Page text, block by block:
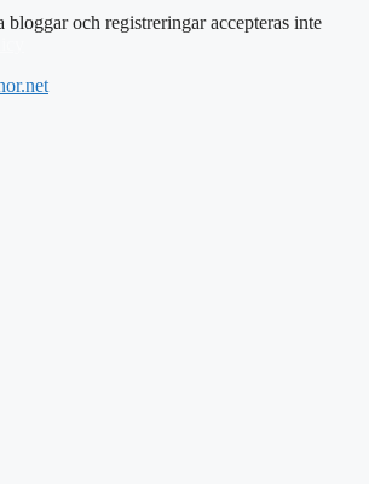
och registreringar accepteras inte